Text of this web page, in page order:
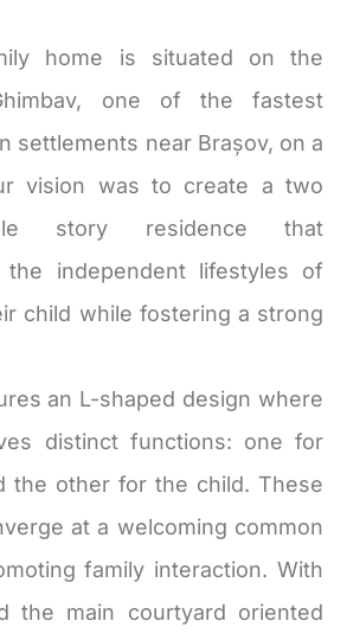
home is situated on the
one of the fastest
settlements near Brașov, on a
vision was to create a two
story residence that
the independent lifestyles of
child while fostering a strong
an L-shaped design where
distinct functions: one for
the other for the child. These
at a welcoming common
family interaction. With
the main courtyard oriented